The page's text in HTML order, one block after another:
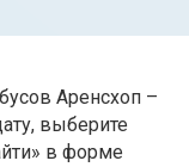
Аренсхоп –
выберите
в форме